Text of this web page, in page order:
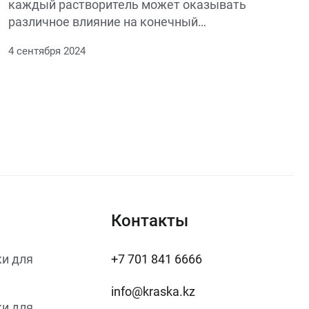
каждый растворитель может оказывать
различное влияние на конечный
4 сентября 2024
для
Контакты
+7 701 841 6666
info@kraska.kz